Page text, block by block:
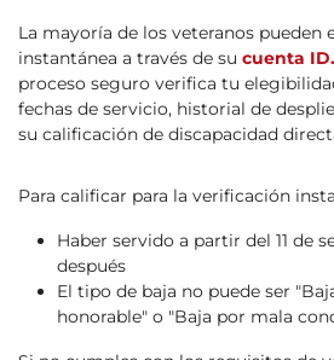
La mayoría de los veteranos pueden
instantánea a través de su cuenta
proceso seguro verifica tu
fechas de servicio, historial de
su calificación de discapacidad
Para calificar para la verificación
Haber servido a partir del 11 de
después
El tipo de baja no puede ser
honorable" o "Baja por mala